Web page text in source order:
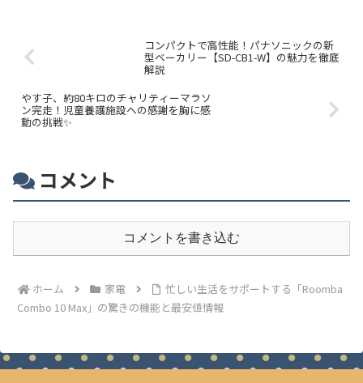
コンパクトで高性能！パナソニックの新
型ベーカリー【SD-CB1-W】の魅力を徹底
解説
やす子、約80キロのチャリティーマラソ
ン完走！児童養護施設への感謝を胸に感
動の挑戦✨
コメント
コメントを書き込む
ホーム 家電
忙しい生活をサポートする「Roomba
Combo 10 Max」の驚きの機能と最安値情報